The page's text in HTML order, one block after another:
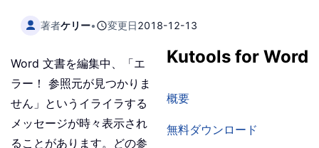
著者ケリー• 変更日2018-12-13
Kutools for Word
概要
無料ダウンロード
Word 文書を編集中、「エ
ラー！ 参照元が見つかりま
せん」というイライラする
メッセージが時々表示され
ることがあります。どの参